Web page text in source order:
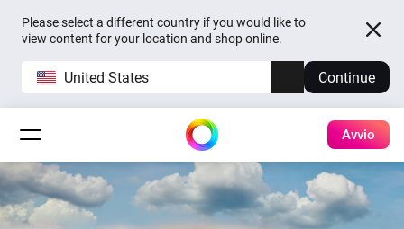
Please select a different country if you would like to
view content for your location and shop online.
United States Continue
Avvio